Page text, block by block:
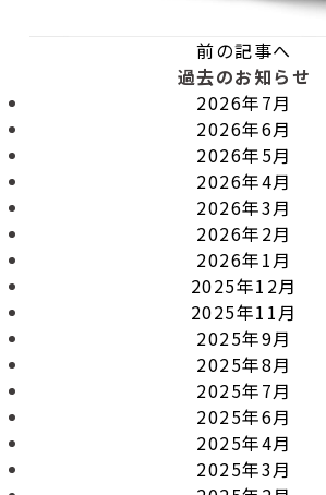
前の記事へ
過去のお知らせ
2026年7月
2026年6月
2026年5月
2026年4月
2026年3月
2026年2月
2026年1月
2025年12月
2025年11月
2025年9月
2025年8月
2025年7月
2025年6月
2025年4月
2025年3月